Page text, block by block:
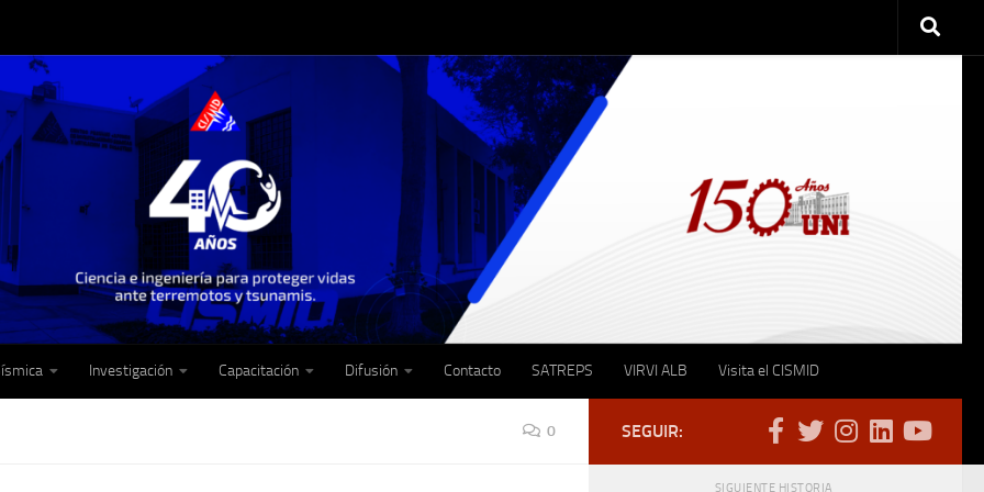
Investigación Capacitación Difusión Contacto SATREPS VIRVI ALB Visita el CISMID
0 SEGUIR:
SIGUIENTE HISTORIA